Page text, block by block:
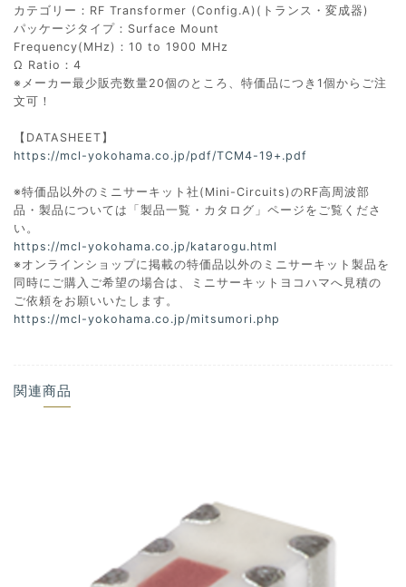
カテゴリー：RF Transformer (Config.A)(トランス・変成器)
パッケージタイプ：Surface Mount
Frequency(MHz)：10 to 1900 MHz
Ω Ratio：4
※メーカー最少販売数量20個のところ、特価品につき1個からご注
文可！
【DATASHEET】
https://mcl-yokohama.co.jp/pdf/TCM4-19+.pdf
※特価品以外のミニサーキット社(Mini-Circuits)のRF高周波部
品・製品については「製品一覧・カタログ」ページをご覧くださ
い。
https://mcl-yokohama.co.jp/katarogu.html
※オンラインショップに掲載の特価品以外のミニサーキット製品を
同時にご購入ご希望の場合は、ミニサーキットヨコハマへ見積の
ご依頼をお願いいたします。
https://mcl-yokohama.co.jp/mitsumori.php
関連商品